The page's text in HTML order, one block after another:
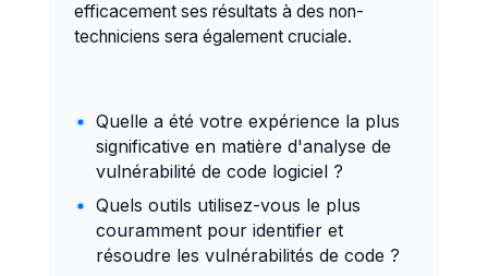
efficacement ses résultats à des non-
techniciens sera également cruciale.
Quelle a été votre expérience la plus
significative en matière d'analyse de
vulnérabilité de code logiciel ?
Quels outils utilisez-vous le plus
couramment pour identifier et
résoudre les vulnérabilités de code ?